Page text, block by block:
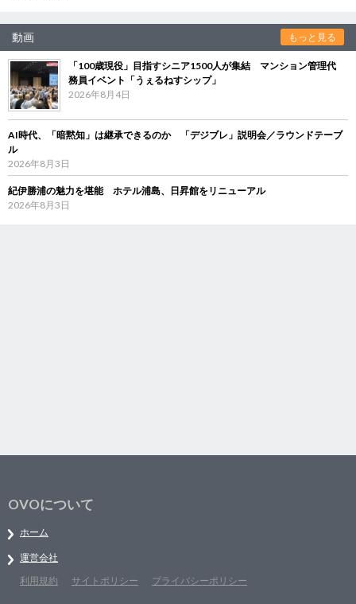
動画 もっと見る
「100歳現役」目指すシニア1500人が集結 マンション管理代
務員イベント「うぇるねすシップ」
2026年8月4日
AI時代、「暗黙知」は継承できるのか 「デジブレ」説明会／ラウンドテーブ
ル
2026年8月3日
紀伊勝浦の魅力を堪能 ホテル浦島、日昇館をリニューアル
2026年8月3日
OVOについて
ホーム
運営会社
利用規約
サイトポリシー プライバシーポリシー